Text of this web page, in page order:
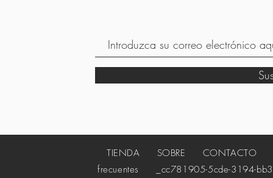
TIENDA SOBRE CONTACTO
frecuentes
_cc781905-5cde-3194-